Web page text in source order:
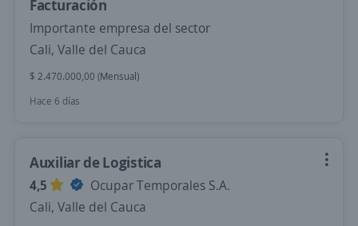
Facturación
Importante empresa del sector
Cali, Valle del Cauca
$ 2.470.000,00 (Mensual)
Hace 6 días
Auxiliar de Logistica
4,5
Ocupar Temporales S.A.
Cali, Valle del Cauca